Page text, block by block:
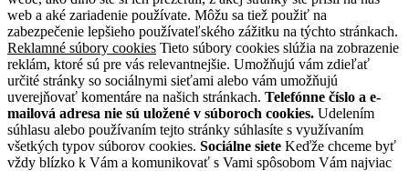
web a aké zariadenie používate. Môžu sa tiež použiť na
zabezpečenie lepšieho používateľského zážitku na týchto stránkach.
Reklamné súbory cookies Tieto súbory cookies slúžia na zobrazenie
reklám, ktoré sú pre vás relevantnejšie. Umožňujú vám zdieľať
určité stránky so sociálnymi sieťami alebo vám umožňujú
uverejňovať komentáre na našich stránkach. Telefónne číslo a e-
mailová adresa nie sú uložené v súboroch cookies. Udelením
súhlasu alebo používaním tejto stránky súhlasíte s využívaním
všetkých typov súborov cookies. Sociálne siete Keďže chceme byť
vždy blízko k Vám a komunikovať s Vami spôsobom Vám najviac